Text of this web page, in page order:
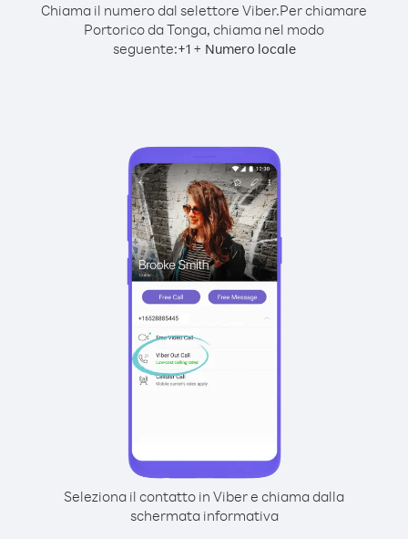
Chiama il numero dal selettore Viber.Per chiamare
Portorico da Tonga, chiama nel modo
seguente:+1+ Numero locale
Seleziona il contatto in Viber e chiama dalla
schermata informativa